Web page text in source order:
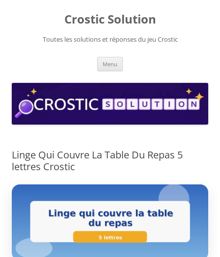
Crostic Solution
Toutes les solutions et réponses du jeu Crostic
Menu
Linge Qui Couvre La Table Du Repas 5
lettres Crostic